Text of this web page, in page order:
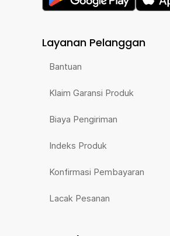
Layanan Pelanggan
Bantuan
Klaim Garansi Produk
Biaya Pengiriman
Indeks Produk
Konfirmasi Pembayaran
Lacak Pesanan